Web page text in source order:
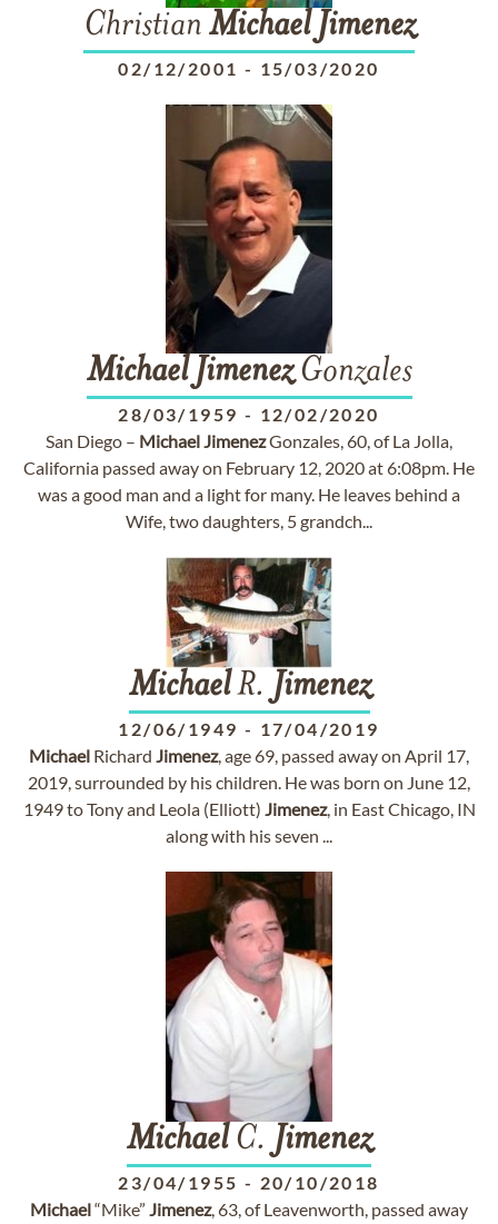
Christian Michael Jimenez
02/12/2001 - 15/03/2020
Michael JimenezGonzales
28/03/1959 - 12/02/2020
San Diego – MichaelJimenezGonzales, 60, of La Jolla,
California passed away on February 12, 2020 at 6:08pm. He
was a good man and a light for many. He leaves behind a
Wife, two daughters, 5 grandch...
MichaelR. Jimenez
12/06/1949 - 17/04/2019
Michael Richard Jimenez, age 69, passed away on April 17,
2019, surrounded by his children. He was born on June 12,
1949 to Tony and Leola (Elliott) Jimenez, in East Chicago, IN
along with his seven ...
MichaelC. Jimenez
23/04/1955 - 20/10/2018
Michael“Mike” Jimenez, 63, of Leavenworth, passed away